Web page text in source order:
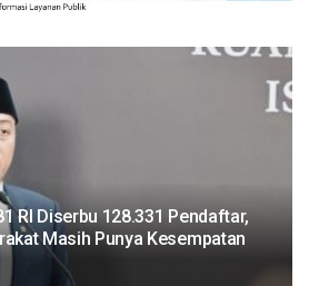
RI Diserbu 128.331 Pendaftar,
Masih Punya Kesempatan